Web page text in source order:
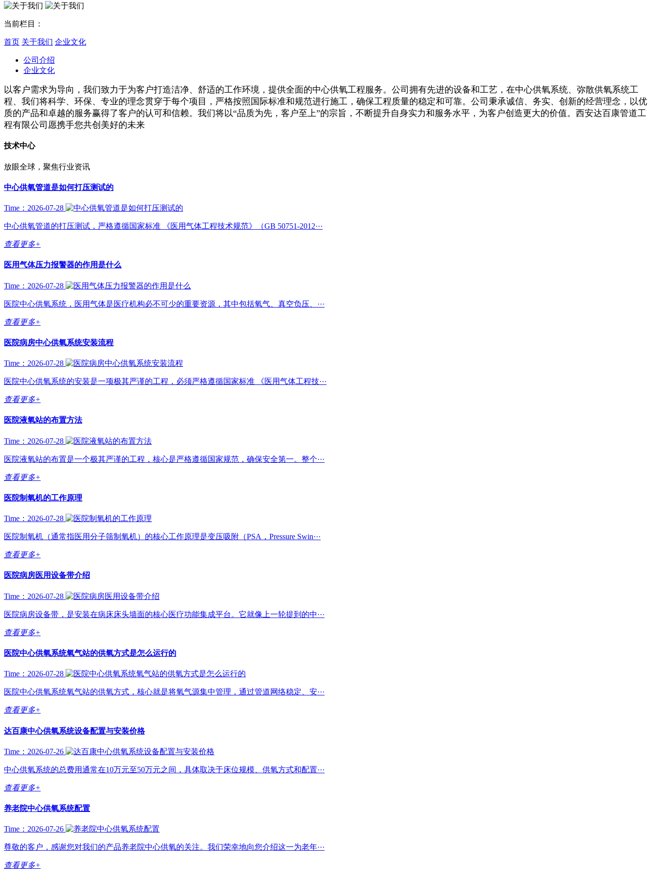
当前栏目：
首页 关于我们 企业文化
公司介绍
企业文化
以客户需求为导向，我们致力于为客户打造洁净、舒适的工作环境，提供全面的中心供氧工程服务。公司拥有先进的设备和工艺，在中心供氧系统、弥散供氧系统工
程、我们将科学、环保、专业的理念贯穿于每个项目，严格按照国际标准和规范进行施工，确保工程质量的稳定和可靠。公司秉承诚信、务实、创新的经营理念，以优
质的产品和卓越的服务赢得了客户的认可和信赖。我们将以“品质为先，客户至上”的宗旨，不断提升自身实力和服务水平，为客户创造更大的价值。西安达百康管道工
程有限公司愿携手您共创美好的未来
技术中心
放眼全球，聚焦行业资讯
中心供氧管道是如何打压测试的
Time：2026-07-28
中心供氧管道的打压测试，严格遵循国家标准 《医用气体工程技术规范》（GB 50751-2012···
查看更多+
医用气体压力报警器的作用是什么
Time：2026-07-28
医院中心供氧系统，医用气体是医疗机构必不可少的重要资源，其中包括氧气、真空负压、···
查看更多+
医院病房中心供氧系统安装流程
Time：2026-07-28
医院中心供氧系统的安装是一项极其严谨的工程，必须严格遵循国家标准 《医用气体工程技···
查看更多+
医院液氧站的布置方法
Time：2026-07-28
医院液氧站的布置是一个极其严谨的工程，核心是严格遵循国家规范，确保安全第一。整个···
查看更多+
医院制氧机的工作原理
Time：2026-07-28
医院制氧机（通常指医用分子筛制氧机）的核心工作原理是变压吸附（PSA，Pressure Swin···
查看更多+
医院病房医用设备带介绍
Time：2026-07-28
医院病房设备带，是安装在病床床头墙面的核心医疗功能集成平台。它就像上一轮提到的中···
查看更多+
医院中心供氧系统氧气站的供氧方式是怎么运行的
Time：2026-07-28
医院中心供氧系统氧气站的供氧方式，核心就是将氧气源集中管理，通过管道网络稳定、安···
查看更多+
达百康中心供氧系统设备配置与安装价格
Time：2026-07-26
中心供氧系统的总费用通常在10万元至50万元之间，具体取决于床位规模、供氧方式和配置···
查看更多+
养老院中心供氧系统配置
Time：2026-07-26
尊敬的客户，感谢您对我们的产品养老院中心供氧的关注。我们荣幸地向您介绍这一为老年···
查看更多+